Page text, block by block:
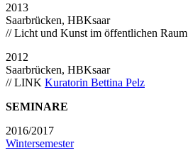
2013
Saarbrücken, HBKsaar
// Licht und Kunst im öffentlichen Raum
2012
Saarbrücken, HBKsaar
// LINK Kuratorin Bettina Pelz
SEMINARE
2016/2017
Wintersemester